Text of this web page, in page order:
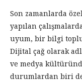
Son zamanlarda
yapılan
uyum, bir bilgi
Dijital çağ olarak
ve medya
durumlardan biri